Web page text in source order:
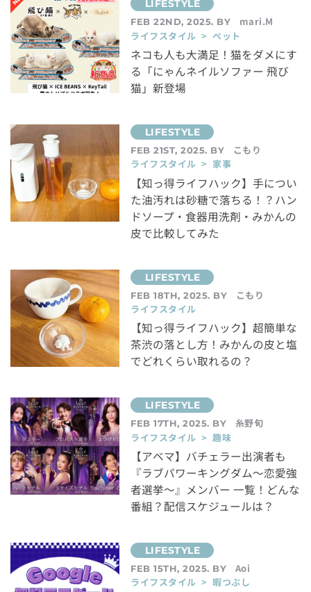
FEB 22ND, 2025. BY
mari.M
ライフスタイル > ペット
ネコも人も大満足！猫をダメにす
る「にゃんネイルソファー 飛び
猫」新登場
FEB 21ST, 2025. BY
こもり
ライフスタイル > 家事
【知っ得ライフハック】手につい
た油汚れは砂糖で落ちる！？ハン
ドソープ・食器用洗剤・みかんの
皮で比較してみた
FEB 18TH, 2025. BY
こもり
ライフスタイル
【知っ得ライフハック】超簡単な
茶渋の落とし方！みかんの皮と塩
でどれくらい取れるの？
FEB 17TH, 2025. BY
糸野旬
ライフスタイル > 趣味
【アベマ】バチェラー出演者も
『ラブパワーキングダム～恋愛強
者選挙～』メンバー 一覧！どんな
番組？配信スケジュールは？
FEB 15TH, 2025. BY
Aoi
ライフスタイル > 暇つぶし